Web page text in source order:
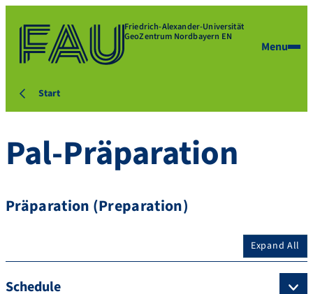
Friedrich-Alexander-Universität
GeoZentrum Nordbayern EN
Menu
Start
Pal-Präparation
Präparation (Preparation)
Expand All
Schedule